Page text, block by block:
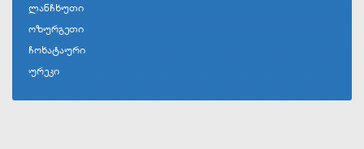
ლანჩხუთი
ოზურგეთი
ჩოხატაური
ურეკი